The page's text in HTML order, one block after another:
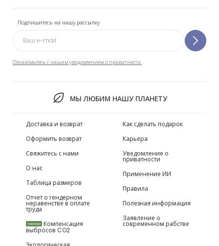
Подпишитесь на нашу рассылку
Ознакомьтесь с нашим уведомлением о приватности.
МЫ ЛЮБИМ НАШУ ПЛАНЕТУ
Доставка и возврат
Оформить возврат
Свяжитесь с нами
О нас
Таблица размеров
Отчет о гендерном
неравенстве в оплате
труда
НОВИНКИ Компенсация
выбросов CO2
Как сделать подарок
Карьера
Уведомление о
приватности
Применение ИИ
Правила
Полезная информация
Заявление о
современном рабстве